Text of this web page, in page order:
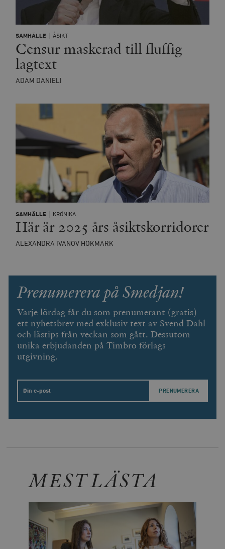
SAMHÄLLE ÅSIKT
Censur maskerad till fluffig
lagtext
ADAM DANIELI
SAMHÄLLE KRÖNIKA
Här är 2025 års åsiktskorridorer
ALEXANDRA IVANOV HÖKMARK
Prenumerera på Smedjan!
Varje lördag får du som prenumerant (gratis)
ett nyhetsbrev med exklusiv text av Svend Dahl
och lästips från veckan som gått. Dessutom
unika erbjudanden på Timbro förlags
utgivning.
Email
MEST LÄSTA